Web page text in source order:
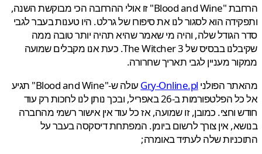
הרחבת "Blood and Wine" זו אולי ההרחבה הכי מבוקשת השנה,
הוא לסגור לנו את סיפורו של גרלט. היו טענות בעבר לגבי
הגודל שלה, והיה מי שאמר שהיא תהיה יותר טובה ממה
שקיבלנו בבסיס של The Witcher 3. כעת אנו מקבלים שמועה
מעניין לגבי תאריך שחרורה.
הפולניGry-Online.pl
עולה ש-"Blood and Wine" תגיע
אל כל הפלטפורמות ב-26 באפריל, ובכך נותן לנו לחכות רק עוד
וחצי. כמובן, זו שמועה, אז כל עוד אין אישור רשמי מהחברה
אין צורך לרשום ביומן. המפתחת דיסקסה בעבר על
שלה לעתיד באומרה;